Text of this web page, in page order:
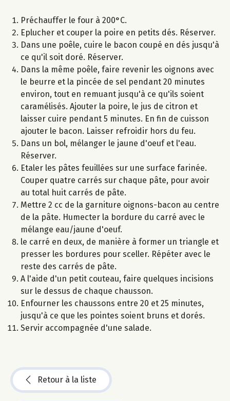
Préchauffer le four à 200°C.
Eplucher et couper la poire en petits dés. Réserver.
Dans une poêle, cuire le bacon coupé en dés jusqu'à
ce qu'il soit doré. Réserver.
Dans la même poêle, faire revenir les oignons avec
le beurre et la pincée de sel pendant 20 minutes
environ, tout en remuant jusqu'à ce qu'ils soient
caramélisés. Ajouter la poire, le jus de citron et
laisser cuire pendant 5 minutes. En fin de cuisson
ajouter le bacon. Laisser refroidir hors du feu.
Dans un bol, mélanger le jaune d'oeuf et l'eau.
Réserver.
Etaler les pâtes feuillées sur une surface farinée.
Couper quatre carrés sur chaque pâte, pour avoir
au total huit carrés de pâte.
Mettre 2 cc de la garniture oignons-bacon au centre
de la pâte. Humecter la bordure du carré avec le
mélange eau/jaune d'oeuf.
le carré en deux, de manière à former un triangle et
presser les bordures pour sceller. Répéter avec le
reste des carrés de pâte.
A l'aide d'un petit couteau, faire quelques incisions
sur le dessus de chaque chausson.
Enfourner les chaussons entre 20 et 25 minutes,
jusqu'à ce que les pointes soient bruns et dorés.
Servir accompagnée d'une salade.
Retour à la liste